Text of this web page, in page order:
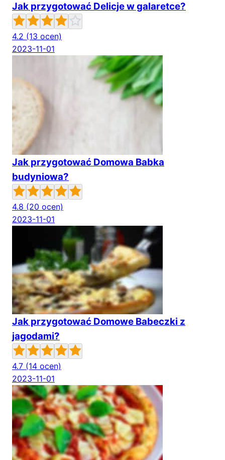
Jak przygotować Delicje w galaretce?
4.2 (13 ocen)
2023-11-01
Jak przygotować Domowa Babka
budyniowa?
4.8 (20 ocen)
2023-11-01
Jak przygotować Domowe Babeczki z
jagodami?
4.7 (14 ocen)
2023-11-01